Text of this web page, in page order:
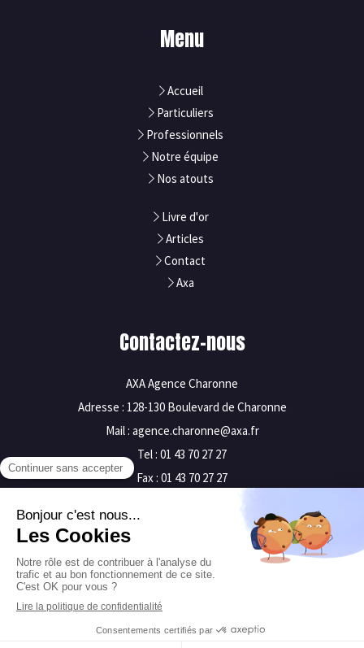
Menu
Accueil
Particuliers
Professionnels
Notre équipe
Nos atouts
Livre d'or
Articles
Contact
Axa
Contactez-nous
AXA Agence Charonne
Adresse : 128-130 Boulevard de Charonne
Mail : agence.charonne@axa.fr
Tel : 01 43 70 27 27
Fax : 01 43 70 27 27
Mentions légales
Plan du site